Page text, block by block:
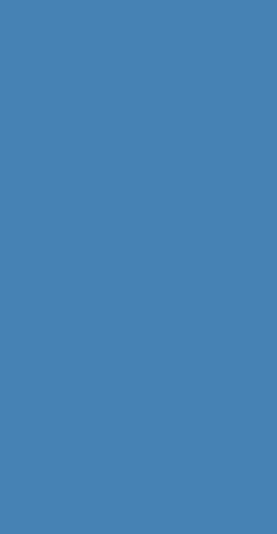
A szakmai
közösségi
workshop volt
látogattunk el,
mellett én
preferálták,
napok,
akihez
Ennél a
is volt, akivel